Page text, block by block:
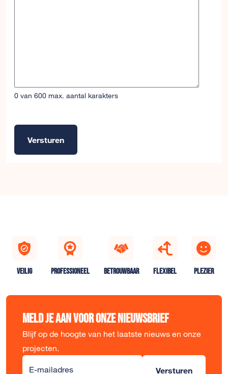
0 van 600 max. aantal karakters
Versturen
VEILIG PROFESSIONEEL BETROUWBAAR FLEXIBEL PLEZIER
Meld je aan voor onze nieuwsbrief
Blijf op de hoogte van het laatste nieuws en onze
projecten.
E-mailadres Versturen